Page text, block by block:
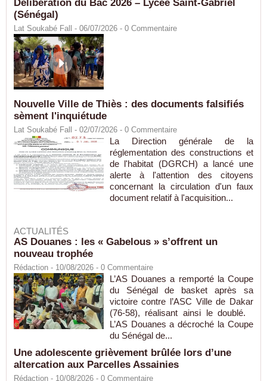
Délibération du Bac 2026 – Lycée Saint-Gabriel
(Sénégal)
Lat Soukabé Fall - 06/07/2026 - 0 Commentaire
Nouvelle Ville de Thiès : des documents falsifiés
sèment l'inquiétude
Lat Soukabé Fall - 02/07/2026 - 0 Commentaire
La Direction générale de la
réglementation des constructions et
de l'habitat (DGRCH) a lancé une
alerte à l'attention des citoyens
concernant la circulation d'un faux
document relatif à l'acquisition...
ACTUALITÉS
AS Douanes : les « Gabelous » s’offrent un
nouveau trophée
Rédaction - 10/08/2026 - 0 Commentaire
L’AS Douanes a remporté la Coupe
du Sénégal de basket après sa
victoire contre l’ASC Ville de Dakar
(76-58), réalisant ainsi le doublé.
L’AS Douanes a décroché la Coupe
du Sénégal de...
Une adolescente grièvement brûlée lors d’une
altercation aux Parcelles Assainies
Rédaction - 10/08/2026 - 0 Commentaire